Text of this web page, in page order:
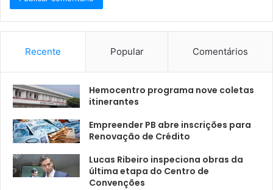
Recente Popular Comentários
Hemocentro programa nove coletas
itinerantes
Empreender PB abre inscrições para
Renovação de Crédito
Lucas Ribeiro inspeciona obras da
última etapa do Centro de
Convenções